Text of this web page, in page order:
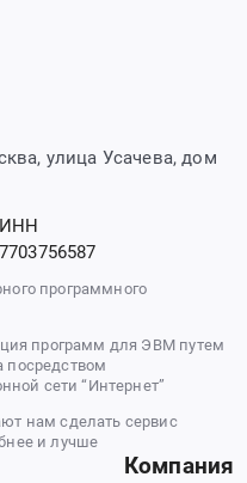
улица Усачева, дом
ИНН
7703756587
программного
программ для ЭВМ путем
посредством
сети “Интернет”
нам сделать сервис
и лучше
Компания